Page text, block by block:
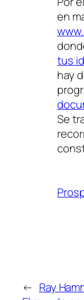
en
tus
hay
Se
← Ray